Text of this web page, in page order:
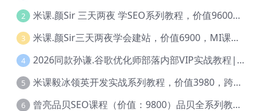
2 米课.颜Sir 三天两夜 学SEO系列教程，价值9600元，跨境人都在学 【Ag-0056】
3 米课.颜Sir三天两夜学会建站，价值6900，MI课甄选课程 【Ag-0055】
4 2026同款孙谦.谷歌优化师部落内部VIP实战教程|价值4999元全网独家解码（官方报名版本）【@034】
5 米课毅冰领英开发实战系列教程，价值3980，跨境必选【Ag-0049】
6 曾亮品贝SEO课程（价值：9800）品贝全系列教程 【Ab-0022】